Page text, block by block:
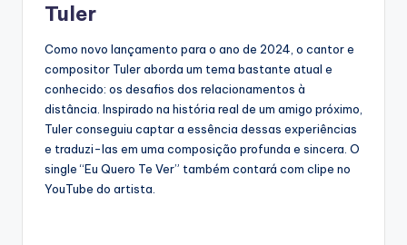
Tuler
Como novo lançamento para o ano de 2024, o cantor e
compositor Tuler aborda um tema bastante atual e
conhecido: os desafios dos relacionamentos à
distância. Inspirado na história real de um amigo próximo,
Tuler conseguiu captar a essência dessas experiências
e traduzi-las em uma composição profunda e sincera. O
single “Eu Quero Te Ver” também contará com clipe no
YouTube do artista.